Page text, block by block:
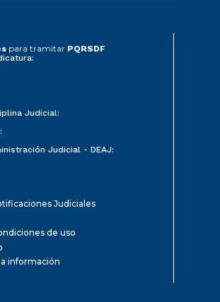
para tramitar PQRSDF
Judicial:
Judicial - DEAJ:
Judiciales
de uso
información